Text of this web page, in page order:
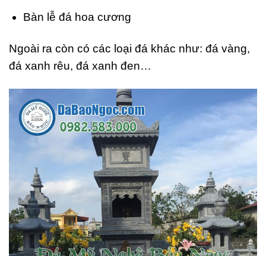
Bàn lễ đá hoa cương
Ngoài ra còn có các loại đá khác như: đá vàng,
đá xanh rêu, đá xanh đen…